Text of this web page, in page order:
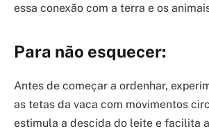
essa conexão com a terra e os
Para não esquecer:
Antes de começar a ordenhar,
as tetas da vaca com movimentos
estimula a descida do leite e facilita